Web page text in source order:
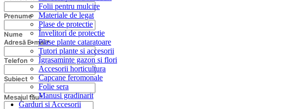
Folii pentru mulcire
Materiale de legat
Plase de protectie
Învelitori de protectie
Plase plante cataratoare
Tutori plante si accesorii
Îgrasaminte gazon si flori
Accesorii horticultura
Capcane feromonale
Folie sera
Manusi gradinarit
Garduri si Accesorii
Prenume
Nume
Adresă E-mail*
Telefon
Email*
Subiect
Mesajul tău*